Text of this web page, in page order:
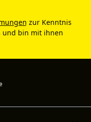
zur Kenntnis
und bin mit ihnen